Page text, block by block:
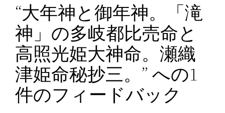
“大年神と御年神。「滝
神」の多岐都比売命と
高照光姫大神命。瀬織
津姫命秘抄三。” への1
件のフィードバック